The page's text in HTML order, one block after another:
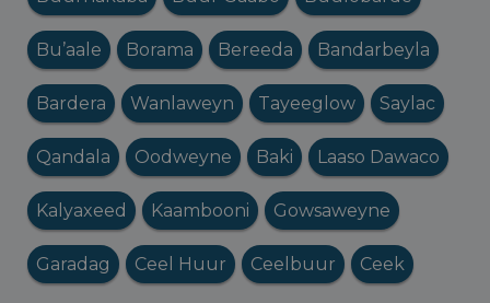
Bu’aale Borama Bereeda Bandarbeyla
Bardera Wanlaweyn Tayeeglow Saylac
Qandala Oodweyne Baki Laaso Dawaco
Kalyaxeed Kaambooni Gowsaweyne
Garadag Ceel Huur Ceelbuur Ceek